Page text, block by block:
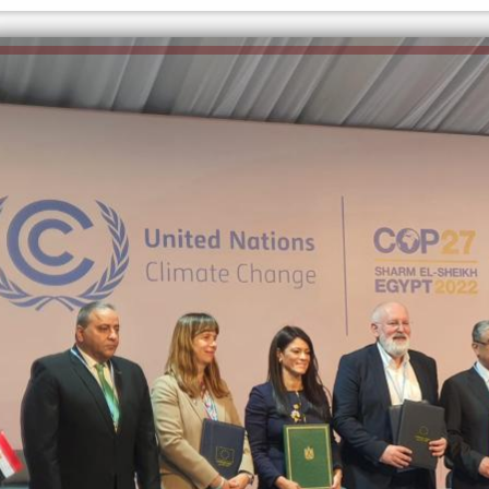
الكاتبة إلهام شرشر تهنئ الرئيس
السيسي بعيد ميلاده وتُشيد بجهوده
في بناء الدولة
رسالتى لآخر الزمان «محطة الضبعة
النووية»... من الحلم إلى التنفيذ